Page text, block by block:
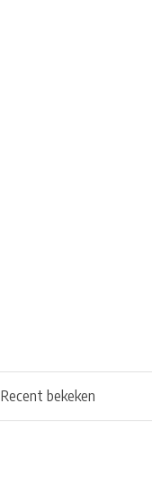
Recent bekeken